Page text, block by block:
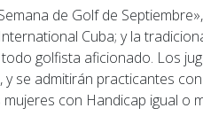
de Golf de
Cuba; y la
golfista aficionado. Los
se admitirán practicantes
con Handicap igual o